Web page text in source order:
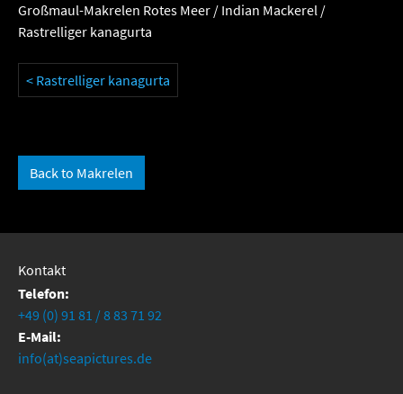
Großmaul-Makrelen Rotes Meer / Indian Mackerel /
Rastrelliger kanagurta
< Rastrelliger kanagurta
Back to Makrelen
Kontakt
Telefon:
+49 (0) 91 81 / 8 83 71 92
E-Mail:
info(at)seapictures.de